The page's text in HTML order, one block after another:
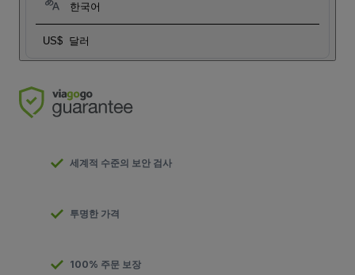
한국어
US$ 달러
세계적 수준의 보안 검사
투명한 가격
100% 주문 보장